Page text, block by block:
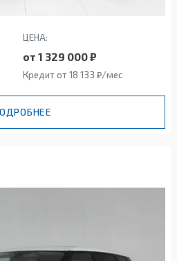
ЦЕНА:
от 1 329 000 ₽
Кредит от 18 133 ₽/мес